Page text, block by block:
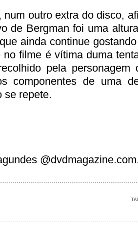
num outro extra do disco,
de Bergman foi uma
ainda continue
no filme é vítima duma
pela
componentes de uma
se repete.